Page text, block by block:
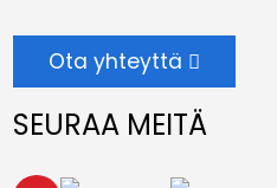
Ota yhteyttä
SEURAA MEITÄ